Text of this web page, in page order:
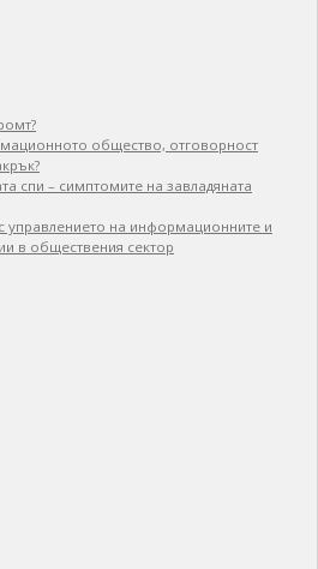
общество, отговорност
спи – симптомите на завладяната
на информационните и
в обществения сектор